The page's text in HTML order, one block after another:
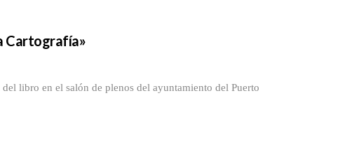
Cartografía»
libro en el salón de plenos del ayuntamiento del Puerto